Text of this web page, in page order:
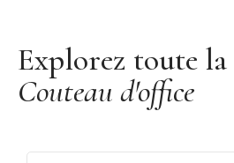
Explorez toute
Couteau d'office